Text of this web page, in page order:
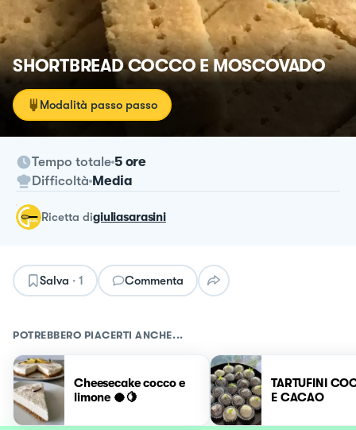
SHORTBREAD COCCO E MOSCOVADO
Modalità passo passo
Tempo totale 5 ore
Difficoltà Media
ricetta digiuliasarasini
Salva · 1 Commenta
POTREBBERO PIACERTI ANCHE...
Cheesecake cocco e
limone 🥥🍋
TARTUFINI
E CACAO